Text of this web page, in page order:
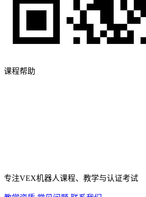
课程帮助
专注VEX机器人课程、教学与认证考试